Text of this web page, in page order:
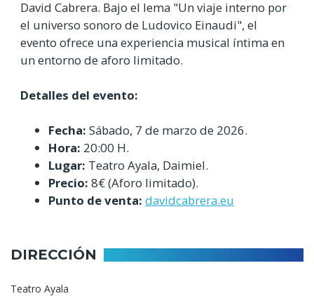
David Cabrera. Bajo el lema "Un viaje interno por
el universo sonoro de Ludovico Einaudi", el
evento ofrece una experiencia musical íntima en
un entorno de aforo limitado.
Detalles del evento:
Fecha: Sábado, 7 de marzo de 2026.
Hora: 20:00 H.
Lugar: Teatro Ayala, Daimiel.
Precio: 8€ (Aforo limitado).
Punto de venta: davidcabrera.eu
DIRECCIÓN
Teatro Ayala